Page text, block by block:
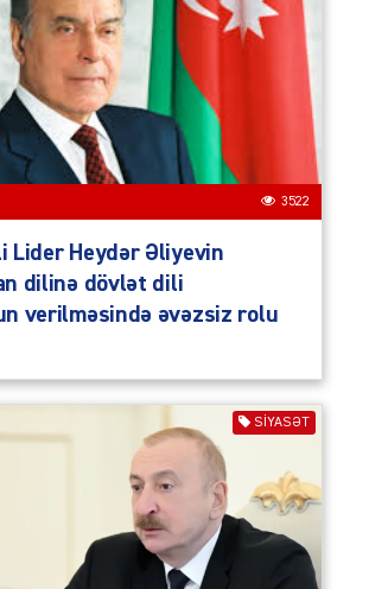
3522
Lider Heydər Əliyevin
dilinə dövlət dili
verilməsində əvəzsiz rolu
SIYASƏT